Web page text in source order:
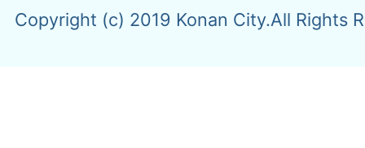
Copyright (c) 2019 Konan City.All Rights